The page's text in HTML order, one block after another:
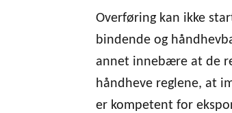
Overføring kan ikke
bindende og
annet innebære at de
håndheve reglene, at
er kompetent for